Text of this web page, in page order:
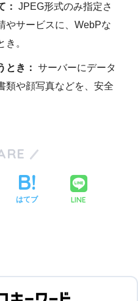
： JPEG形式のみ指定さ
やサービスに、WebPな
。
とき： サーバーにデータ
類や顔写真などを、安全
はてブ LINE